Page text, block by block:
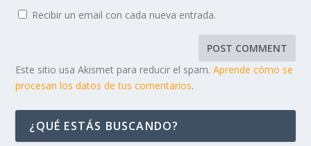
Recibir un email con cada nueva entrada.
Este sitio usa Akismet para reducir el spam.Aprende cómo se
procesan los datos de tus comentarios.
¿QUÉ ESTÁS BUSCANDO?